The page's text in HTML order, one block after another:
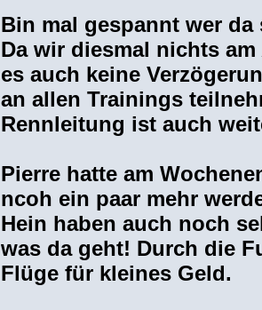
Bin mal gespannt wer
Da wir diesmal nichts
es auch keine
an allen Trainings
Rennleitung ist auch
Pierre hatte am
ncoh ein paar mehr
Hein haben auch noch
was da geht! Durch die
Flüge für kleines Geld.